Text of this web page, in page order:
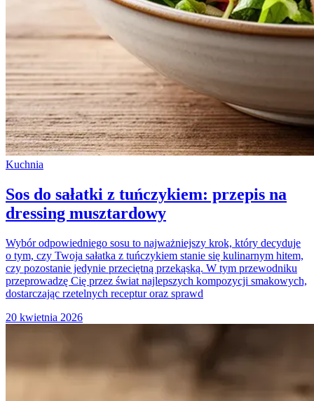
Kuchnia
Sos do sałatki z tuńczykiem: przepis na
dressing musztardowy
Wybór odpowiedniego sosu to najważniejszy krok, który decyduje
o tym, czy Twoja sałatka z tuńczykiem stanie się kulinarnym hitem,
czy pozostanie jedynie przeciętną przekąską. W tym przewodniku
przeprowadzę Cię przez świat najlepszych kompozycji smakowych,
dostarczając rzetelnych receptur oraz sprawd
20 kwietnia 2026